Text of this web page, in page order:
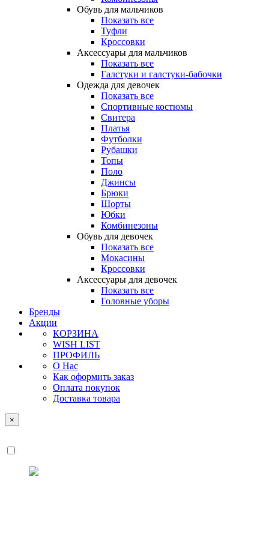
Обувь для мальчиков
Показать все
Туфли
Кроссовки
Аксессуары для мальчиков
Показать все
Галстуки и галстуки-бабочки
Одежда для девочек
Показать все
Спортивные костюмы
Свитера
Платья
Футболки
Рубашки
Топы
Поло
Джинсы
Брюки
Шорты
Юбки
Комбинезоны
Обувь для девочек
Показать все
Мокасины
Кроссовки
Аксессуары для девочек
Показать все
Головные уборы
Бренды
Акции
КОРЗИНА
WISH LIST
ПРОФИЛЬ
О Нас
Как оформить заказ
Оплата покупок
Доставка товара
×